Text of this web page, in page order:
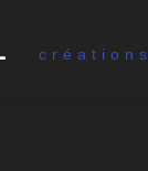
créations